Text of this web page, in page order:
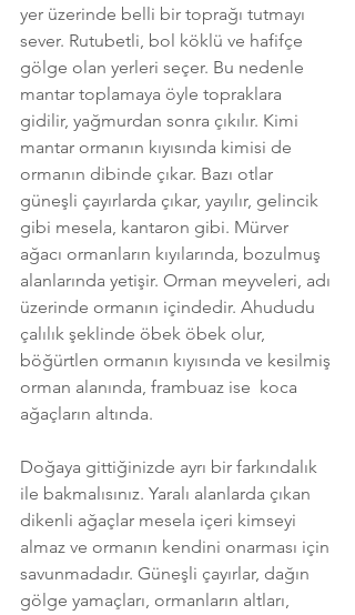
yer üzerinde belli bir toprağı tutmayı
sever. Rutubetli, bol köklü ve hafifçe
gölge olan yerleri seçer. Bu nedenle
mantar toplamaya öyle topraklara
gidilir, yağmurdan sonra çıkılır. Kimi
mantar ormanın kıyısında kimisi de
ormanın dibinde çıkar. Bazı otlar
güneşli çayırlarda çıkar, yayılır, gelincik
gibi mesela, kantaron gibi. Mürver
ağacı ormanların kıyılarında, bozulmuş
alanlarında yetişir. Orman meyveleri, adı
üzerinde ormanın içindedir. Ahududu
çalılık şeklinde öbek öbek olur,
böğürtlen ormanın kıyısında ve kesilmiş
orman alanında, frambuaz ise  koca
ağaçların altında.
Doğaya gittiğinizde ayrı bir farkındalık
ile bakmalısınız. Yaralı alanlarda çıkan
dikenli ağaçlar mesela içeri kimseyi
almaz ve ormanın kendini onarması için
savunmadadır. Güneşli çayırlar, dağın
gölge yamaçları, ormanların altları,